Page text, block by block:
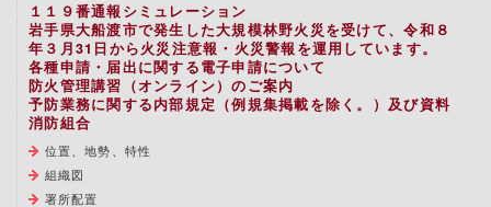
１１９番通報シミュレーション
岩手県大船渡市で発生した大規模林野火災を受けて、令和８
年３月31日から火災注意報・火災警報を運用しています。
各種申請・届出に関する電子申請について
防火管理講習（オンライン）のご案内
予防業務に関する内部規定（例規集掲載を除く。）及び資料
消防組合
位置、地勢、特性
組織図
署所配置